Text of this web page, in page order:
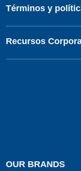
Términos y
Recursos
OUR BRANDS